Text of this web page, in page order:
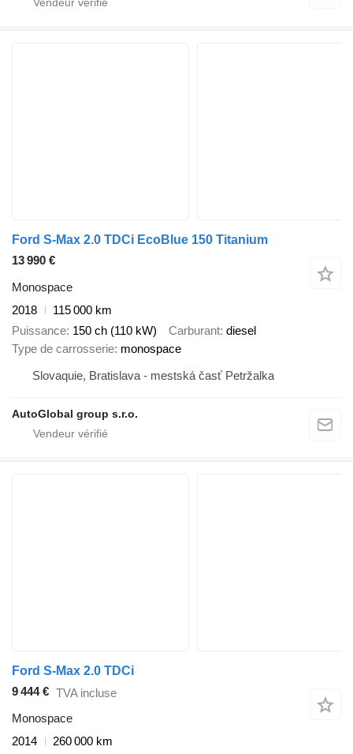
Ford S-Max 2.0 TDCi EcoBlue 150 Titanium
13 990 €
Monospace
2018
115 000 km
Puissance 150 ch (110 kW) Carburant diesel
Type de carrosserie monospace
Slovaquie, Bratislava - mestská časť Petržalka
AutoGlobal group s.r.o.
Ford S-Max 2.0 TDCi
9 444 € TVA incluse
Monospace
2014
260 000 km